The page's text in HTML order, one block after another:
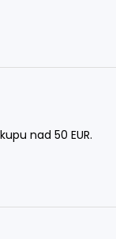
nad 50 EUR.